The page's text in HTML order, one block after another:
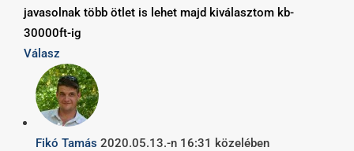
javasolnak több ötlet is lehet majd kiválasztom kb-
30000ft-ig
Válasz
Fikó Tamás 2020.05.13.-n 16:31 közelében